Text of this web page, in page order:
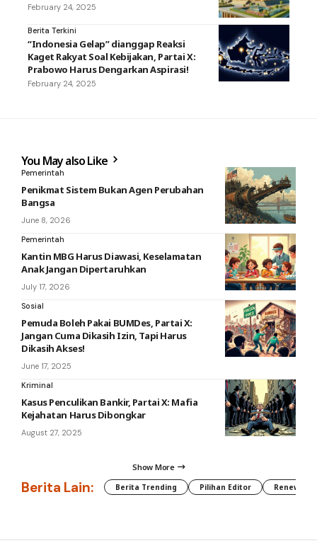
February 24, 2025
Berita Terkini
“Indonesia Gelap” dianggap Reaksi
Kaget Rakyat Soal Kebijakan, Partai X:
Prabowo Harus Dengarkan Aspirasi!
February 24, 2025
You May also Like
Pemerintah
Penikmat Sistem Bukan Agen Perubahan
Bangsa
June 8, 2026
Pemerintah
Kantin MBG Harus Diawasi, Keselamatan
Anak Jangan Dipertaruhkan
July 17, 2026
Sosial
Pemuda Boleh Pakai BUMDes, Partai X:
Jangan Cuma Dikasih Izin, Tapi Harus
Dikasih Akses!
June 17, 2025
Kriminal
Kasus Penculikan Bankir, Partai X: Mafia
Kejahatan Harus Dibongkar
August 27, 2025
Show More
Berita Lain: Berita Trending Pilihan Editor